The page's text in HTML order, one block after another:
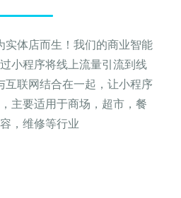
实体店而生！我们的商业智能
小程序将线上流量引流到线
互联网结合在一起，让小程序
主要适用于商场，超市，餐
，维修等行业